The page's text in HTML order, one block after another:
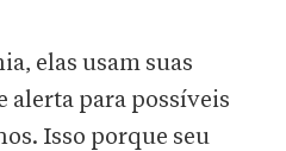
elas usam suas
alerta para possíveis
Isso porque seu